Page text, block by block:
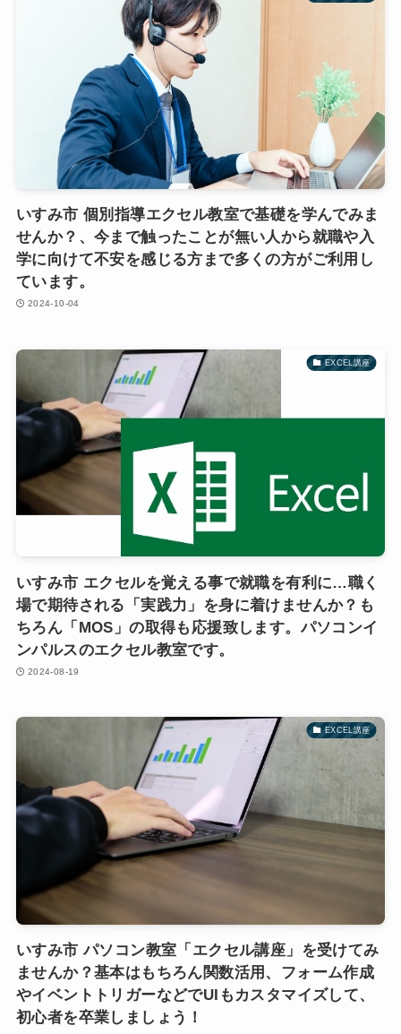
いすみ市 個別指導エクセル教室で基礎を学んでみま
せんか？、今まで触ったことが無い人から就職や入
学に向けて不安を感じる方まで多くの方がご利用し
ています。
2024-10-04
EXCEL講座
いすみ市 エクセルを覚える事で就職を有利に…職く
場で期待される「実践力」を身に着けませんか？も
ちろん「MOS」の取得も応援致します。パソコンイ
ンパルスのエクセル教室です。
2024-08-19
EXCEL講座
いすみ市 パソコン教室「エクセル講座」を受けてみ
ませんか？基本はもちろん関数活用、フォーム作成
やイベントトリガーなどでUIもカスタマイズして、
初心者を卒業しましょう！